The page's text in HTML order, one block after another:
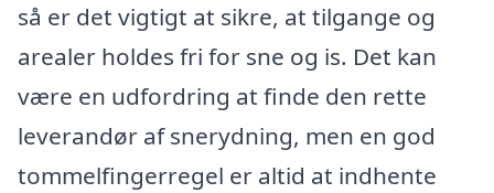
så er det vigtigt at sikre, at tilgange og
arealer holdes fri for sne og is. Det kan
være en udfordring at finde den rette
leverandør af snerydning, men en god
tommelfingerregel er altid at indhente